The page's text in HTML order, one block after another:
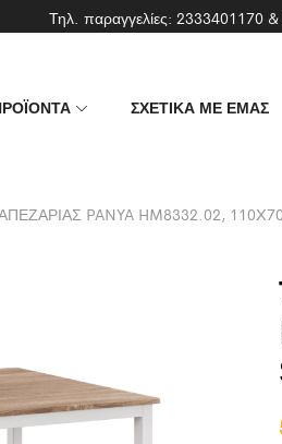
Τηλ. παραγγελίες: 2333401170&
ΣΧΕΤΙΚΑ ΜΕ ΕΜΑΣ
PANYA HM8332.02,